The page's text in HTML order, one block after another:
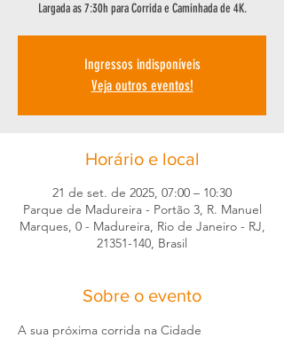
Largada as 7:30h para Corrida e Caminhada de 4K.
Ingressos indisponíveis
Veja outros eventos!
Horário e local
21 de set. de 2025, 07:00 – 10:30
Parque de Madureira - Portão 3, R. Manuel
Marques, 0 - Madureira, Rio de Janeiro - RJ,
21351-140, Brasil
Sobre o evento
A sua próxima corrida na Cidade